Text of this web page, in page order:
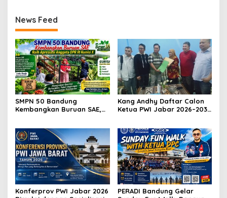
News Feed
SMPN 50 Bandung
Kembangkan Buruan SAE,
Kang Andhy Daftar Calon
Ketua PWI Jabar 2026–2031,
Karier Internasional
Konferprov PWI Jabar 2026
PERADI Bandung Gelar